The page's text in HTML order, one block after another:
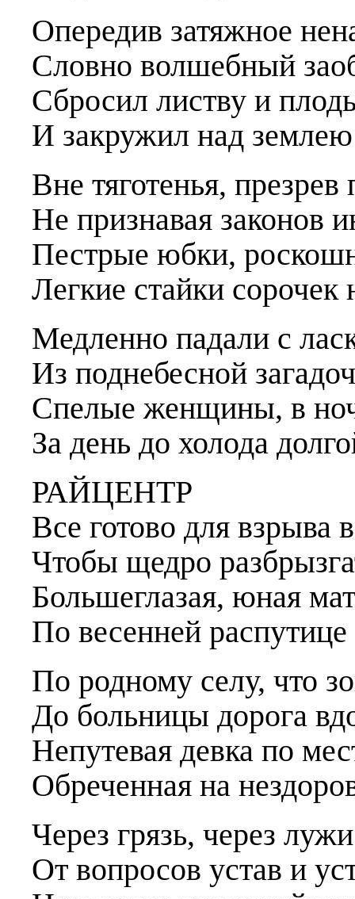
Опередив затяжное
Словно волшебный
Сбросил листву и
И закружил над землею
Вне тяготенья,
Не признавая законов
Пестрые юбки,
Легкие стайки
Медленно падали с
Из поднебесной
Спелые женщины, в
За день до холода
РАЙЦЕНТР
Все готово для взрыва
Чтобы щедро
Большеглазая, юная
По весенней распутице
По родному селу, что
До больницы дорога
Непутевая девка по
Обреченная на
Через грязь, через
От вопросов устав и